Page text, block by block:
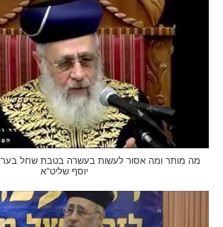
מה מותר ומה אסור לעשות בעשרה בטבת שחל
יוסף שליט"א